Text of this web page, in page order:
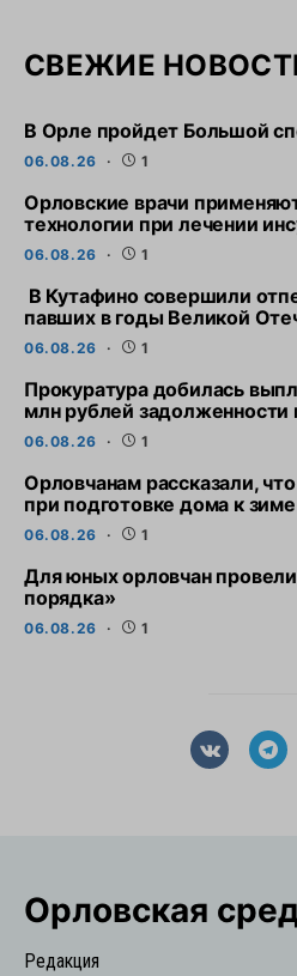
СВЕЖИЕ
В Орле пройдет Большой
06.08.26 1
Орловские врачи
технологии при лечении
06.08.26 1
В Кутафино совершили
павших в годы Великой
06.08.26 1
Прокуратура добилась
млн рублей задолженности
06.08.26 1
Орловчанам рассказали,
при подготовке дома к зиме
06.08.26 1
Для юных орловчан
порядка»
06.08.26 1
Орловская
Редакция